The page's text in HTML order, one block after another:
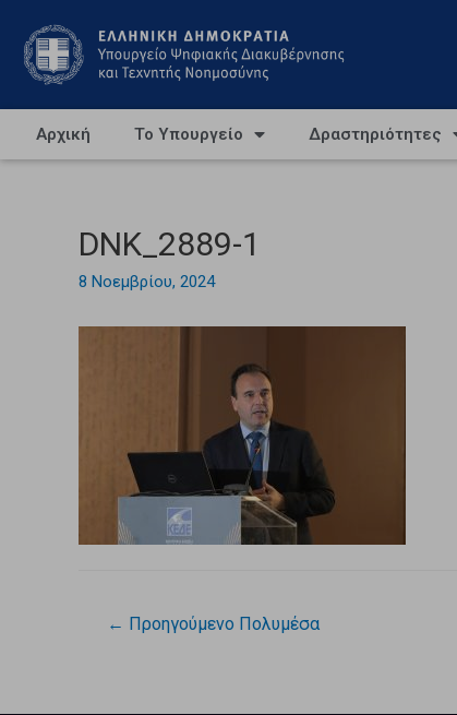
Αρχική Το Υπουργείο Δραστηριότητες
DNK_2889-1
8 Νοεμβρίου, 2024
← Προηγούμενο Πολυμέσα